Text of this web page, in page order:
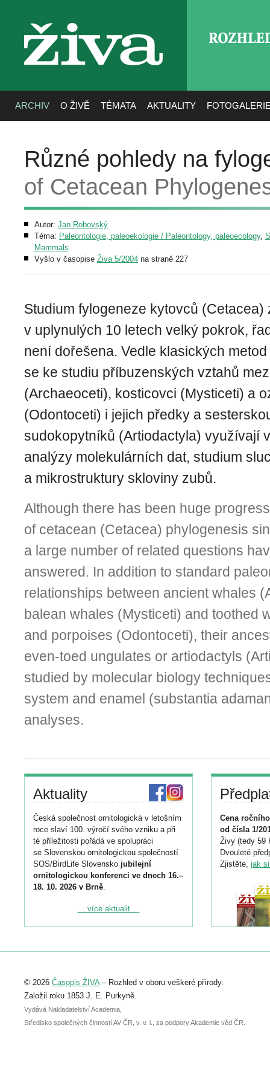
živa
ARCHIV O ŽIVĚ TÉMATA AKTUALITY
Různé pohledy na
of Cetacean
Autor: Jan Robovský
Téma: Paleontologie, paleoekologie / Paleontology, paleoecology,
Mammals
Vyšlo v časopise Živa 5/2004 na straně 227
Studium fylogeneze kytovců (Cetacea)
v uplynulých 10 letech velký pokrok,
není dořešena. Vedle klasických
se ke studiu příbuzenských vztahů
(Archaeoceti), kosticovci (Mysticeti) a
(Odontoceti) i jejich předky a
sudokopytníků (Artiodactyla) využívají
analýzy molekulárních dat, studium
a mikrostruktury skloviny zubů.
Although there has been huge
of cetacean (Cetacea) phylogenesis
a large number of related questions
answered. In addition to standard
relationships between ancient whales
balean whales (Mysticeti) and toothed
and porpoises (Odontoceti), their
even-toed ungulates or artiodactyls
studied by molecular biology
system and enamel (substantia
analyses.
Aktuality
Česká společnost ornitologická v letošním
roce slaví 100. výročí svého vzniku a při
té příležitosti pořádá ve spolupráci
se Slovenskou ornitologickou společností
SOS/BirdLife Slovensko jubilejní
ornitologickou konferenci ve dnech 16.–
18. 10. 2026 v Brně.
Podrobnější informace ke konferenci
Registrovat se můžete do 6. září.
abstraktu přihlášené přednášky nebo
posteru je už 30. června.
... více aktualit ...
Cena
od čísla 1/
Živy (tedy 59
Dvouleté
Zjistěte, jak
© 2026 Časopis ŽIVA– Rozhled v oboru veškeré přírody.
Založil roku 1853 J. E. Purkyně.
Vydává Nakladatelství Academia,
Středisko společných činností AV ČR, v. v. i., za podpory Akademie věd ČR.